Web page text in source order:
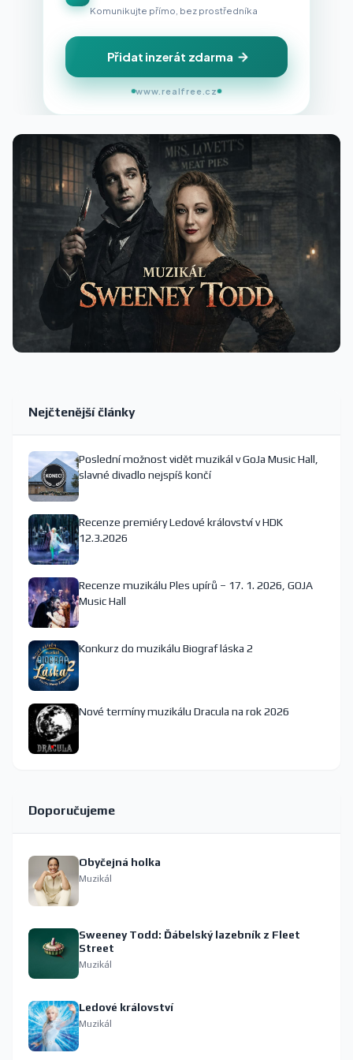
Komunikujte přímo, bez prostředníka
Přidat inzerát zdarma
www.realfree.cz
Nejčtenější články
Poslední možnost vidět muzikál v GoJa Music Hall,
slavné divadlo nejspíš končí
Recenze premiéry Ledové království v HDK
12.3.2026
Recenze muzikálu Ples upírů – 17. 1. 2026, GOJA
Music Hall
Konkurz do muzikálu Biograf láska 2
Nové termíny muzikálu Dracula na rok 2026
Doporučujeme
Obyčejná holka
Muzikál
Sweeney Todd: Ďábelský lazebník z Fleet
Street
Muzikál
Ledové království
Muzikál